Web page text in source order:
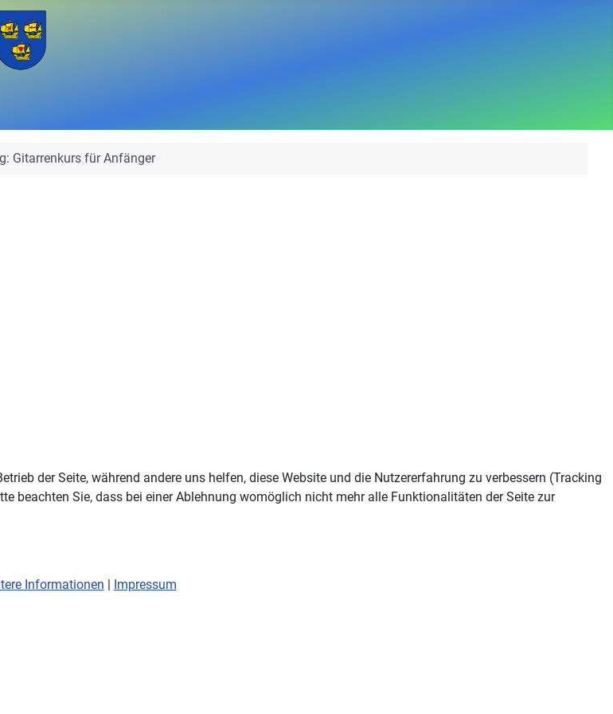
Gitarrenkurs für Anfänger
der Seite, während andere uns helfen, diese Website und die Nutzererfahrung zu verbessern (Tracking
beachten Sie, dass bei einer Ablehnung womöglich nicht mehr alle Funktionalitäten der Seite zur
Informationen | Impressum